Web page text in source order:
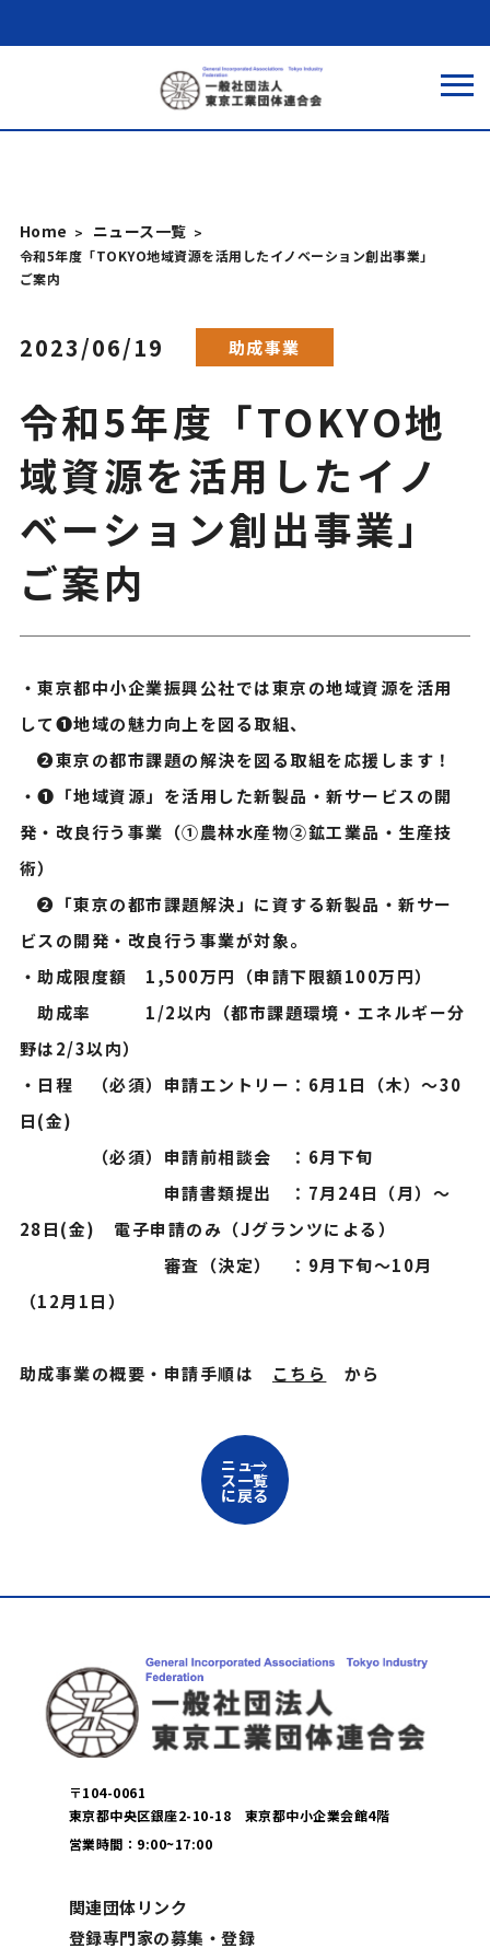
Home ニュース一覧
令和5年度「TOKYO地域資源を活用したイノベーション創出事業」
ご案内
2023/06/19 助成事業
令和5年度「TOKYO地
域資源を活用したイノ
ベーション創出事業」
ご案内
・東京都中小企業振興公社では東京の地域資源を活用
して➊地域の魅力向上を図る取組、
❷東京の都市課題の解決を図る取組を応援します！
・❶「地域資源」を活用した新製品・新サービスの開
発・改良行う事業（➀農林水産物②鉱工業品・生産技
術）
❷「東京の都市課題解決」に資する新製品・新サー
ビスの開発・改良行う事業が対象。
・助成限度額 1,500万円（申請下限額100万円）
助成率 1/2以内（都市課題環境・エネルギー分
野は2/3以内）
・日程 （必須）申請エントリー：6月1日（木）～30
日(金)
（必須）申請前相談会 ：6月下旬
申請書類提出 ：7月24日（月）～
28日(金) 電子申請のみ（Jグランツによる）
審査（決定） ：9月下旬～10月
（12月1日）
助成事業の概要・申請手順は こちら から
ニュー
ス一覧
に戻る
〒104-0061
東京都中央区銀座2-10-18 東京都中小企業会館4階
営業時間：9:00~17:00
関連団体リンク
登録専門家の募集・登録